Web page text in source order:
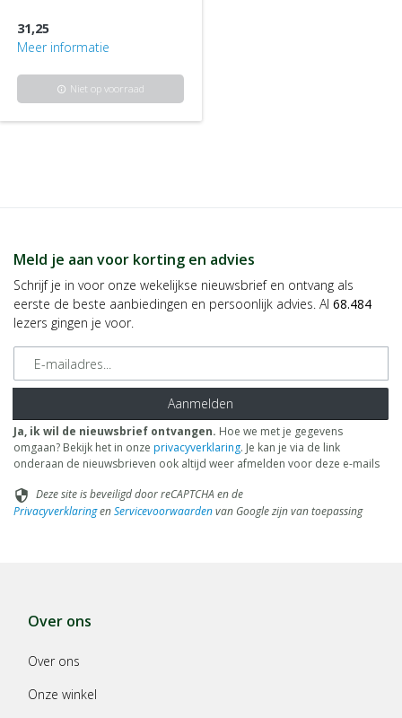
31,25
Meer informatie
info Niet op voorraad
Meld je aan voor korting en advies
Schrijf je in voor onze wekelijkse nieuwsbrief en ontvang als
eerste de beste aanbiedingen en persoonlijk advies. Al 68.484
lezers gingen je voor.
E-mailadres
Aanmelden
Ja, ik wil de nieuwsbrief ontvangen. Hoe we met je gegevens
omgaan? Bekijk het in onze privacyverklaring. Je kan je via de link
onderaan de nieuwsbrieven ook altijd weer afmelden voor deze e-mails
security Deze site is beveiligd door reCAPTCHA en de
PrivacyverklaringenServicevoorwaardenvan Google zijn van toepassing
Over ons
Over ons
Onze winkel